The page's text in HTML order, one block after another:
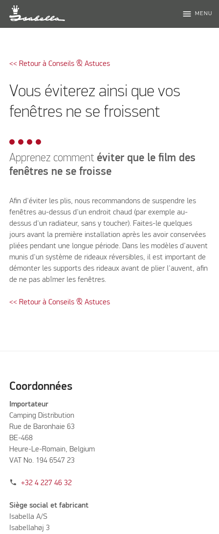
menu MENU
<< Retour à Conseils & Astuces
Vous éviterez ainsi que vos
fenêtres ne se froissent
Apprenez comment éviter que le film des
fenêtres ne se froisse
Afin d'éviter les plis, nous recommandons de suspendre les
fenêtres au-dessus d'un endroit chaud (par exemple au-
dessus d'un radiateur, sans y toucher). Faites-le quelques
jours avant la première installation après les avoir conservées
pliées pendant une longue période. Dans les modèles d'auvent
munis d'un système de rideaux réversibles, il est important de
démonter les supports des rideaux avant de plier l'auvent, afin
de ne pas abîmer les fenêtres.
<< Retour à Conseils & Astuces
Coordonnées
Importateur
Camping Distribution
Rue de Baronhaie 63
BE-468
Heure-Le-Romain, Belgium
VAT No. 194 6547 23
phone +32 4 227 46 32
Siège social et fabricant
Isabella A/S
Isabellahøj 3